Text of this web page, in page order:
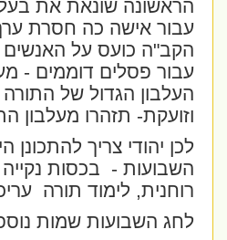
הראשונה שונאת את
עבור אישה כה חסרת
הקב"ה כועס על האנשים
עבור פסלים דוממים -
העלבון הגדול של התורה
וזועקת- תזהרו מעלבון
לכן יהודי צריך להתכונן
השבועות - בכסות נקייה
רוחנית, לימוד תורה
לחג השבועות שמות